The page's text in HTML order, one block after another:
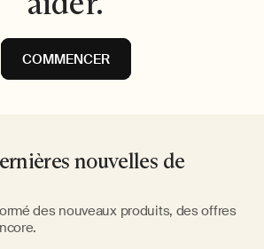
COMMENCER
nouvelles de
des nouveaux produits, des offres